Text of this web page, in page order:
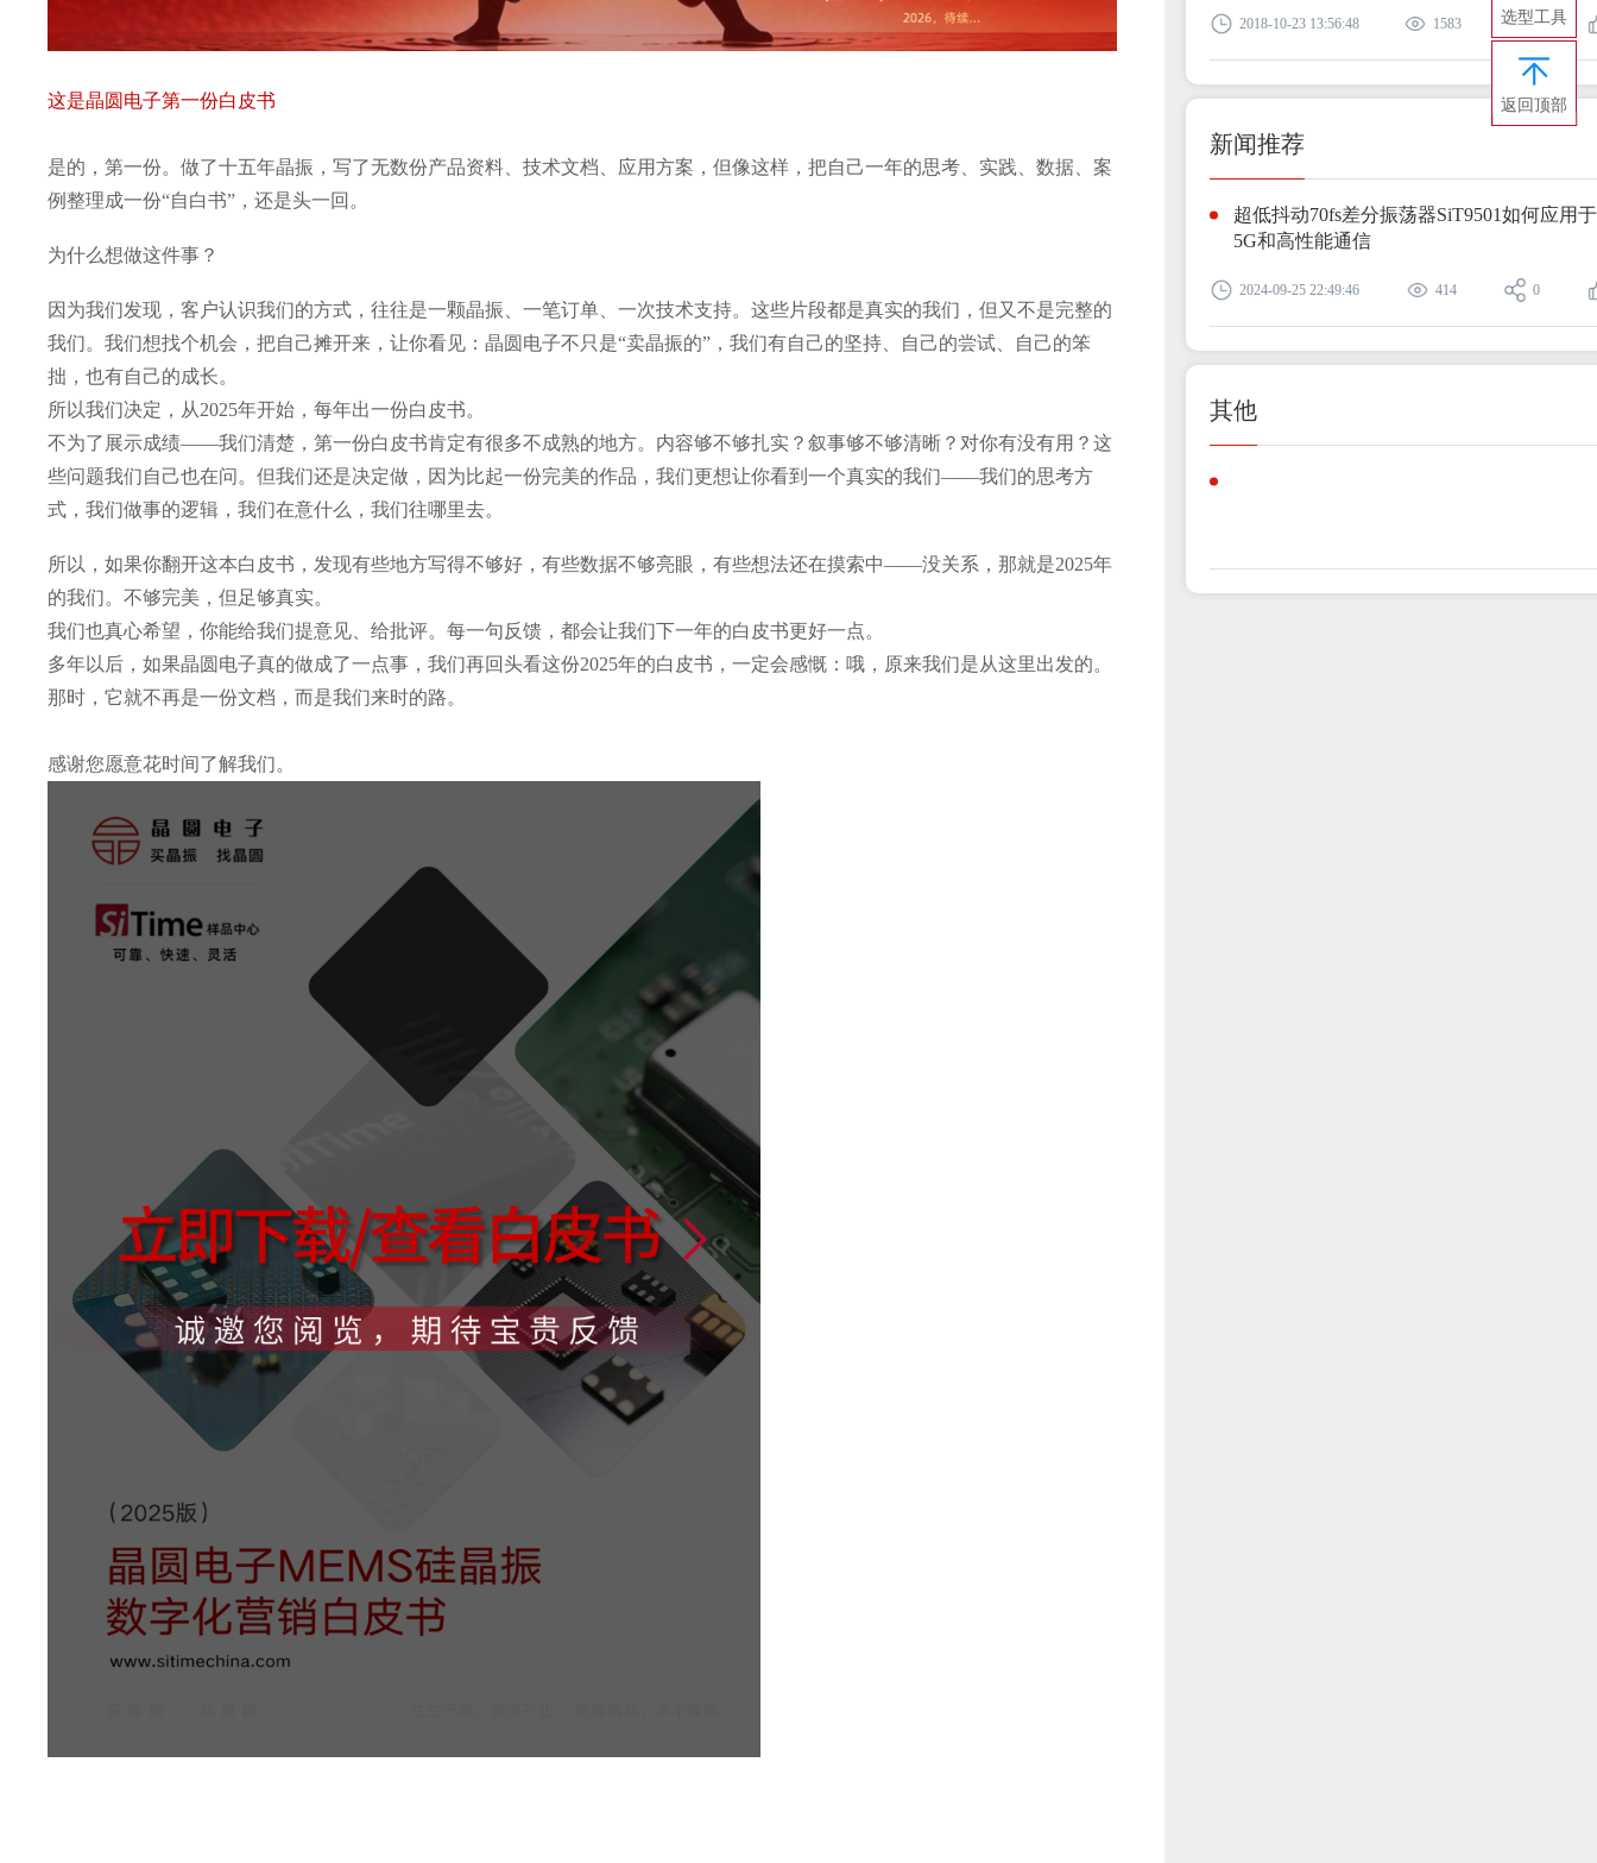
这是晶圆电子第一份白皮书
是的，第一份。做了十五年晶振，写了无数份产品资料、技术文档、应用方案，但像这样，把自己一年的思考、实践、数据、案
例整理成一份“自白书”，还是头一回。
为什么想做这件事？
因为我们发现，客户认识我们的方式，往往是一颗晶振、一笔订单、一次技术支持。这些片段都是真实的我们，但又不是完整的
我们。我们想找个机会，把自己摊开来，让你看见：晶圆电子不只是“卖晶振的”，我们有自己的坚持、自己的尝试、自己的笨
拙，也有自己的成长。
所以我们决定，从2025年开始，每年出一份白皮书。
不为了展示成绩——我们清楚，第一份白皮书肯定有很多不成熟的地方。内容够不够扎实？叙事够不够清晰？对你有没有用？这
些问题我们自己也在问。但我们还是决定做，因为比起一份完美的作品，我们更想让你看到一个真实的我们——我们的思考方
式，我们做事的逻辑，我们在意什么，我们往哪里去。
所以，如果你翻开这本白皮书，发现有些地方写得不够好，有些数据不够亮眼，有些想法还在摸索中——没关系，那就是2025年
的我们。不够完美，但足够真实。
我们也真心希望，你能给我们提意见、给批评。每一句反馈，都会让我们下一年的白皮书更好一点。
多年以后，如果晶圆电子真的做成了一点事，我们再回头看这份2025年的白皮书，一定会感慨：哦，原来我们是从这里出发的。
那时，它就不再是一份文档，而是我们来时的路。
感谢您愿意花时间了解我们。
2018-10-23 13:56:48 1583 0
新闻推荐
超低抖动70fs差分振荡器SiT9501如何应用
5G和高性能通信
2024-09-25 22:49:46 414 0
其他
选型工具
返回顶部